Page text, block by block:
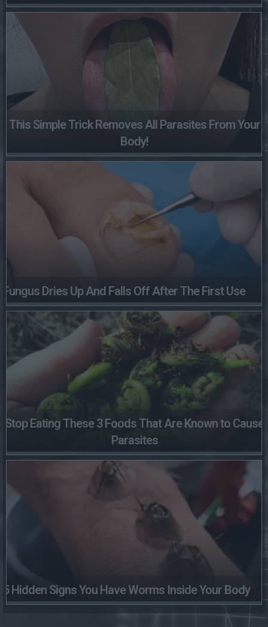
This Simple Trick Removes All Parasites From Your
Body!
Fungus Dries Up And Falls Off After The First Use
Stop Eating These 3 Foods That Are Known to Cause
Parasites
5 Hidden Signs You Have Worms Inside Your Body